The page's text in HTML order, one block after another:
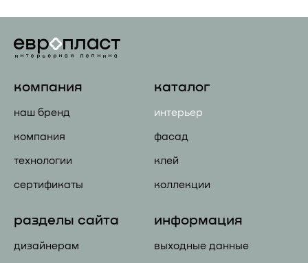
компания
наш бренд
компания
технологии
сертификаты
каталог
интерьер
фасад
клей
коллекции
разделы сайта
дизайнерам
информация
выходные данные